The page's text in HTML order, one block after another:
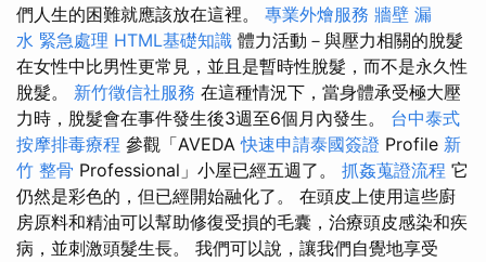
們人生的困難就應該放在這裡。 專業外燴服務 牆壁 漏
水 緊急處理 HTML基礎知識 體力活動－與壓力相關的脫髮
在女性中比男性更常見，並且是暫時性脫髮，而不是永久性
脫髮。 新竹徵信社服務 在這種情況下，當身體承受極大壓
力時，脫髮會在事件發生後3週至6個月內發生。 台中泰式
按摩排毒療程 參觀「AVEDA快速申請泰國簽證 Profile 新
竹 整骨 Professional」小屋已經五週了。 抓姦蒐證流程 它
仍然是彩色的，但已經開始融化了。 在頭皮上使用這些廚
房原料和精油可以幫助修復受損的毛囊，治療頭皮感染和疾
病，並刺激頭髮生長。 我們可以說，讓我們自覺地享受